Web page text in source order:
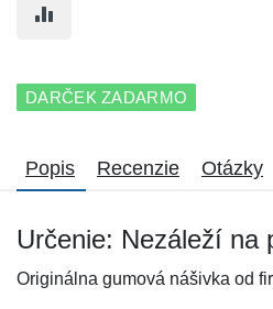
DARČEK ZADARMO
Popis Recenzie Otázky
Určenie: Nezáleží na
Originálna gumová nášivka od